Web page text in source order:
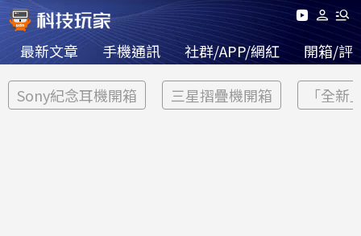
最新文章 手機通訊 社群/APP/網紅 開箱/評
Sony紀念耳機開箱 三星摺疊機開箱 「全新